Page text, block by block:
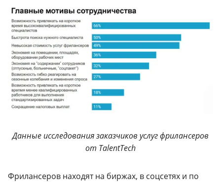
Данные исследования заказчиков услуг фрилансеров
от TalentTech
Фрилансеров находят на биржах, в соцсетях и по